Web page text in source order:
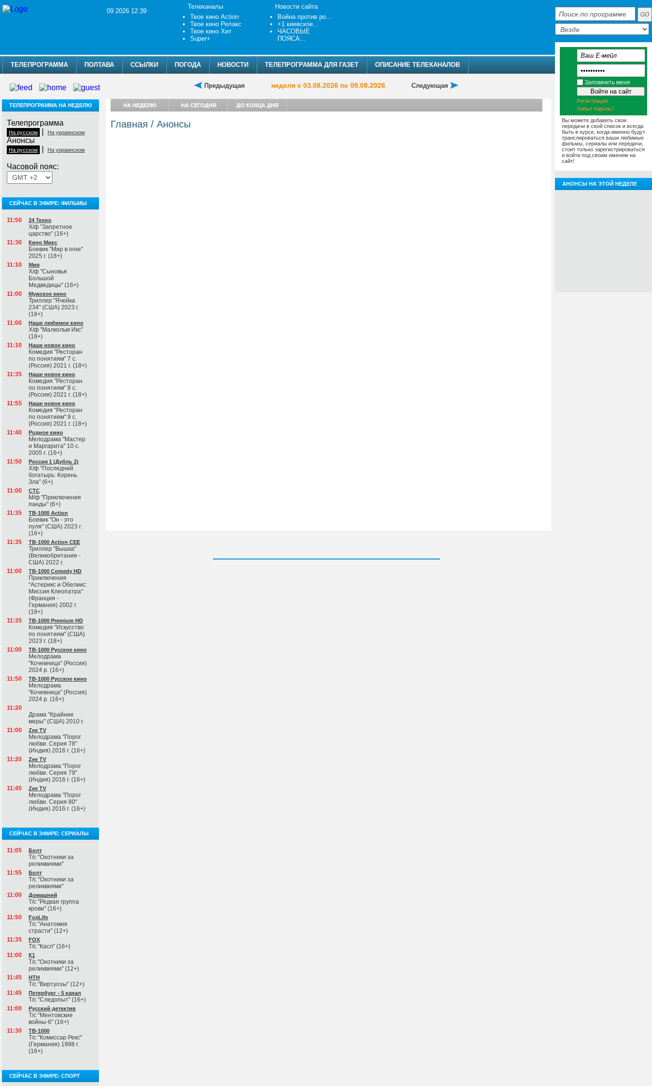
09 2026 12:39
Телеканалы
Твое кино Action
Твое кино Релакс
Твое кино Хит
Super+
Новости сайта
Война против ро...
+1 киевское...
ЧАСОВЫЕ
ПОЯСА...
ТЕЛЕПРОГРАММА ПОЛТАВА ССЫЛКИ ПОГОДА НОВОСТИ ТЕЛЕПРОГРАММА ДЛЯ ГАЗЕТ ОПИСАНИЕ ТЕЛЕКАНАЛОВ
Предыдущая неделя с 03.08.2026 по 09.08.2026 Следующая
ТЕЛЕПРОГРАММА НА НЕДЕЛЮ
Телепрограмма
На русском На украинском
Анонсы
На русском На украинском
Часовой пояс:
СЕЙЧАС В ЭФИРЕ: ФИЛЬМЫ
11:50 24 Техно
Х/ф "Запретное
царство" (16+)
11:30
Кино Микс
Боевик "Мир в огне"
2025 г. (18+)
11:10
Мир
Х/ф "Сыновья
Большой
Медведицы" (16+)
11:00
Мужское кино
Триллер "Ячейка
234" (США) 2023 г.
(18+)
11:00
Наше любимое кино
Х/ф "Малкольм Икс"
(18+)
11:10
Наше новое кино
Комедия "Ресторан
по понятиям" 7 с.
(Россия) 2021 г. (18+)
11:35
Наше новое кино
Комедия "Ресторан
по понятиям" 8 с.
(Россия) 2021 г. (18+)
11:55
Наше новое кино
Комедия "Ресторан
по понятиям" 9 с.
(Россия) 2021 г. (18+)
11:40
Родное кино
Мелодрама "Мастер
и Маргарита" 10 с.
2005 г. (16+)
11:50
Россия 1 (Дубль 2)
Х/ф "Последний
богатырь: Корень
Зла" (6+)
11:00
СТС
М/ф "Приключения
панды" (6+)
11:35
ТВ-1000 Action
Боевик "Он - это
пуля" (США) 2023 г.
(16+)
11:35
ТВ-1000 Action CEE
Триллер "Вышка"
(Великобритания -
США) 2022 г.
11:00
ТВ-1000 Comedy HD
Приключения
"Астерикс и Обеликс:
Миссия Клеопатра"
(Франция -
Германия) 2002 г.
(18+)
11:35
ТВ-1000 Premium HD
Комедия "Искусство
по понятиям" (США)
2023 г. (18+)
11:00
ТВ-1000 Русское кино
Мелодрама
"Кочевница" (Россия)
2024 р. (16+)
11:50
ТВ-1000 Русское кино
Мелодрама
"Кочевница" (Россия)
2024 р. (16+)
11:20
Драма "Крайние
меры" (США) 2010 г.
11:00
Zee TV
Мелодрама "Порог
любви. Серия 78"
(Индия) 2016 г. (16+)
11:20
Zee TV
Мелодрама "Порог
любви. Серия 79"
(Индия) 2016 г. (16+)
11:45
Zee TV
Мелодрама "Порог
любви. Серия 80"
(Индия) 2016 г. (16+)
СЕЙЧАС В ЭФИРЕ: СЕРИАЛЫ
11:05 Болт
Т/с "Охотники за
реликвиями"
11:55
Болт
Т/с "Охотники за
реликвиями"
11:00
Домашний
Т/с "Редкая группа
крови" (16+)
11:50
FoxLife
Т/с "Анатомия
страсти" (12+)
11:35
FOX
Т/с "Касл" (16+)
11:00
К1
Т/с "Охотники за
реликвиями" (12+)
11:45
НТН
Т/с "Виртуозы" (12+)
11:45
Петербург - 5 канал
Т/с "Следопыт" (16+)
11:00
Русский детектив
Т/с "Ментовские
войны-6" (16+)
11:30
ТВ-1000
Т/с "Комиссар Рекс"
(Германия) 1998 г.
(16+)
СЕЙЧАС В ЭФИРЕ: СПОРТ
НА НЕДЕЛЮ НА СЕГОДНЯ ДО КОНЦА ДНЯ
Главная / Анонсы
Запомнить меня
Регистрация
Забыт пароль?
Вы можете добавить свои
передачи в свой список и всегда
быть в курсе, когда именно будут
транслироваться ваши любимые
фильмы, сериалы или передачи,
стоит только зарегистрироваться
и войти под своим именем на
сайт!
АНОНСЫ НА ЭТОЙ НЕДЕЛЕ